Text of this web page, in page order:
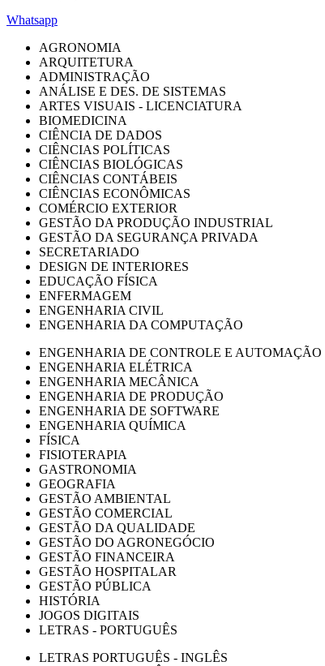
Whatsapp
AGRONOMIA
ARQUITETURA
ADMINISTRAÇÃO
ANÁLISE E DES. DE SISTEMAS
ARTES VISUAIS - LICENCIATURA
BIOMEDICINA
CIÊNCIA DE DADOS
CIÊNCIAS POLÍTICAS
CIÊNCIAS BIOLÓGICAS
CIÊNCIAS CONTÁBEIS
CIÊNCIAS ECONÔMICAS
COMÉRCIO EXTERIOR
GESTÃO DA PRODUÇÃO INDUSTRIAL
GESTÃO DA SEGURANÇA PRIVADA
SECRETARIADO
DESIGN DE INTERIORES
EDUCAÇÃO FÍSICA
ENFERMAGEM
ENGENHARIA CIVIL
ENGENHARIA DA COMPUTAÇÃO
ENGENHARIA DE CONTROLE E AUTOMAÇÃO
ENGENHARIA ELÉTRICA
ENGENHARIA MECÂNICA
ENGENHARIA DE PRODUÇÃO
ENGENHARIA DE SOFTWARE
ENGENHARIA QUÍMICA
FÍSICA
FISIOTERAPIA
GASTRONOMIA
GEOGRAFIA
GESTÃO AMBIENTAL
GESTÃO COMERCIAL
GESTÃO DA QUALIDADE
GESTÃO DO AGRONEGÓCIO
GESTÃO FINANCEIRA
GESTÃO HOSPITALAR
GESTÃO PÚBLICA
HISTÓRIA
JOGOS DIGITAIS
LETRAS - PORTUGUÊS
LETRAS PORTUGUÊS - INGLÊS